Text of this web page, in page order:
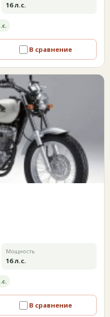
16 л.с.
В сравнение
Мощность
16 л.с.
В сравнение